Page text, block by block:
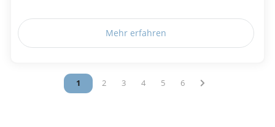
Mehr erfahren
Vous êtes sur la page
1 Vous êtes sur la page
2 Vous êtes sur la page
3 Vous êtes sur la page
4 Vous êtes sur la page
5 Vous êtes sur la page
6